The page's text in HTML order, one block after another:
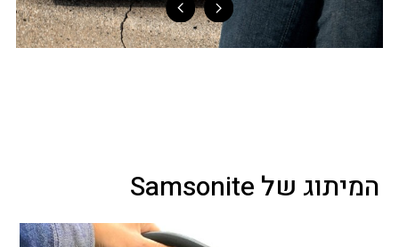
המיתוג של Samsonite